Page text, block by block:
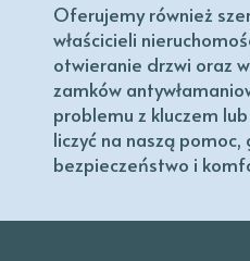
Oferujemy również
właścicieli
otwieranie drzwi oraz
zamków
problemu z kluczem
liczyć na naszą
bezpieczeństwo i